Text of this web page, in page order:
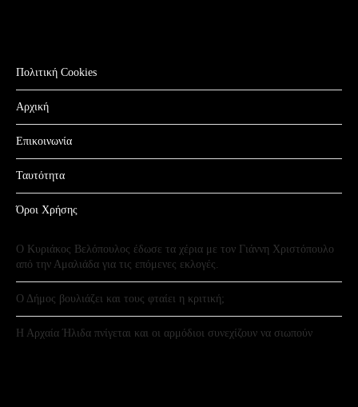
Πολιτική Cookies
Αρχική
Επικοινωνία
Ταυτότητα
Όροι Χρήσης
Ο Κυριάκος Βελόπουλος έδωσε τα χέρια με τον Γιάννη Χριστόπουλο
από την Αμαλιάδα για τις επόμενες εκλογές.
Ο Δήμος βουλιάζει και τους φταίει η κριτική;
Η Αρχαία Ήλιδα πνίγεται και οι αρμόδιοι συνεχίζουν να σιωπούν